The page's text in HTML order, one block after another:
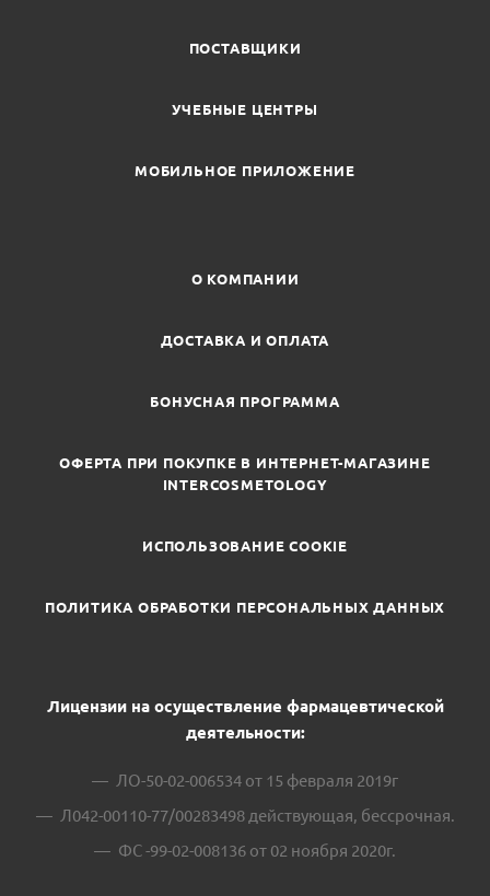
ПОСТАВЩИКИ
УЧЕБНЫЕ ЦЕНТРЫ
МОБИЛЬНОЕ ПРИЛОЖЕНИЕ
О КОМПАНИИ
ДОСТАВКА И ОПЛАТА
БОНУСНАЯ ПРОГРАММА
ОФЕРТА ПРИ ПОКУПКЕ В ИНТЕРНЕТ-МАГАЗИНЕ
INTERCOSMETOLOGY
ИСПОЛЬЗОВАНИЕ COOKIE
ПОЛИТИКА ОБРАБОТКИ ПЕРСОНАЛЬНЫХ ДАННЫХ
Лицензии на осуществление фармацевтической
деятельности:
ЛО-50-02-006534 от 15 февраля 2019г
Л042-00110-77/00283498 действующая, бессрочная.
ФС -99-02-008136 от 02 ноября 2020г.